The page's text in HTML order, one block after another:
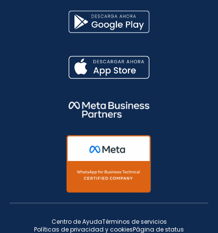
Centro de AyudaTérminos de servicios
Políticas de privacidad y cookiesPágina de status